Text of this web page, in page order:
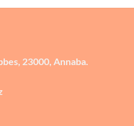
23000, Annaba.